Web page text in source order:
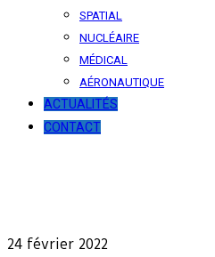
SPATIAL
NUCLÉAIRE
MÉDICAL
AÉRONAUTIQUE
ACTUALITÉS
CONTACT
24 février 2022